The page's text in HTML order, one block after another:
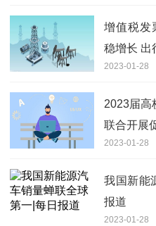
增值税发
稳增长 出
2023-01-28
2023届高
联合开展
2023-01-28
我国新能
报道
2023-01-28